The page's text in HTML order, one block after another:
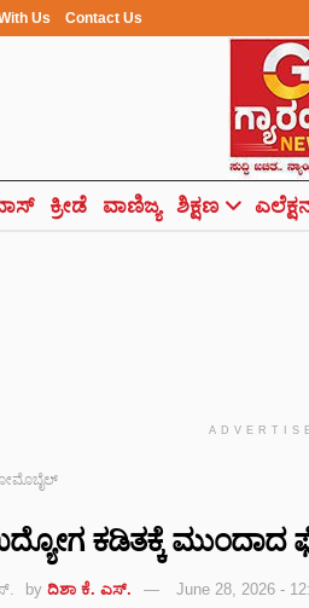
Us Contact Us
ಕ್ರೀಡೆ ವಾಣಿಜ್ಯ ಶಿಕ್ಷಣ
ಕಡಿತಕ್ಕೆ ಮುಂದಾದ
by ದಿಶಾ ಕೆ. ಎಸ್. June 28, 2026 -